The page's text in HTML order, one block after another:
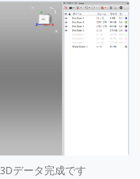
データ完成です